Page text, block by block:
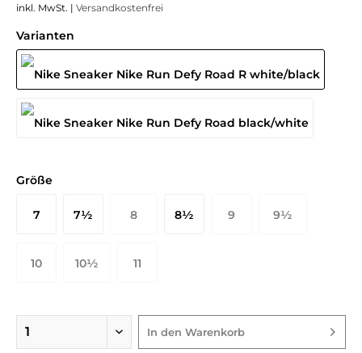
inkl. MwSt. | Versandkostenfrei
Varianten
Größe
7 7½ 8 8½ 9 9½
10 10½ 11
In den Warenkorb